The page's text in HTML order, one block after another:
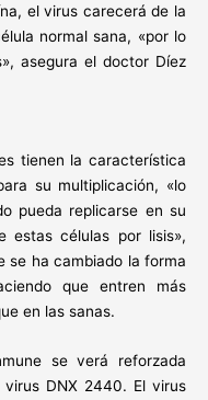
el virus carecerá de la
normal sana, «por lo
asegura el doctor Díez
tienen la característica
su multiplicación, «lo
pueda replicarse en su
estas células por lisis»,
se ha cambiado la forma
que entren más
en las sanas.
se verá reforzada
DNX 2440. El virus